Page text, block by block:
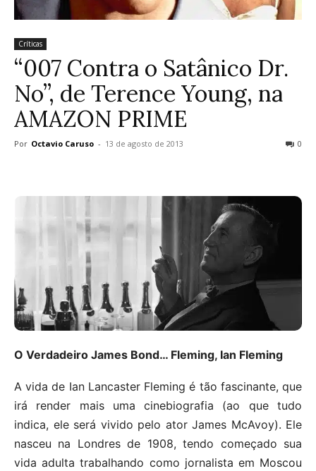
Críticas
“007 Contra o Satânico Dr.
No”, de Terence Young, na
AMAZON PRIME
Por Octavio Caruso - 13 de agosto de 2013 0
O Verdadeiro James Bond… Fleming, Ian Fleming
A vida de Ian Lancaster Fleming é tão fascinante, que
irá render mais uma cinebiografia (ao que tudo
indica, ele será vivido pelo ator James McAvoy). Ele
nasceu na Londres de 1908, tendo começado sua
vida adulta trabalhando como jornalista em Moscou